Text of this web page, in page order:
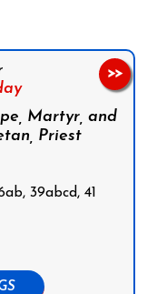
Martyr, and
Priest
39abcd, 41
>>